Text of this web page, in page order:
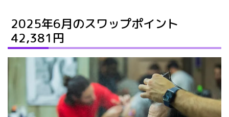
2025年6月のスワップポイント
42,381 円